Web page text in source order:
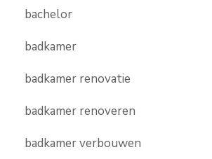
bachelor
badkamer
badkamer renovatie
badkamer renoveren
badkamer verbouwen